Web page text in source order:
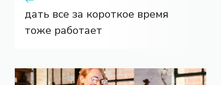
дать все за короткое время
тоже работает